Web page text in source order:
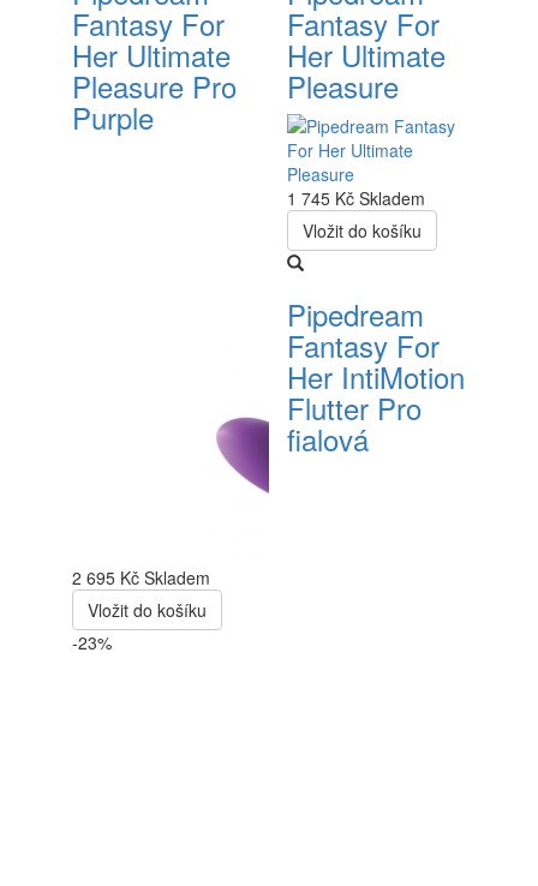
Fantasy For
Her Ultimate
Pleasure Pro
Purple
2 695 Kč Skladem
Vložit do košíku
-23%
Fantasy For
Her Ultimate
Pleasure
1 745 Kč Skladem
Vložit do košíku
Pipedream
Fantasy For
Her IntiMotion
Flutter Pro
fialová